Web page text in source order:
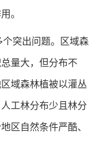
。
突出问题。区域森
量大，但分布不
域森林植被以灌丛
工林分布少且林分
区自然条件严酷、